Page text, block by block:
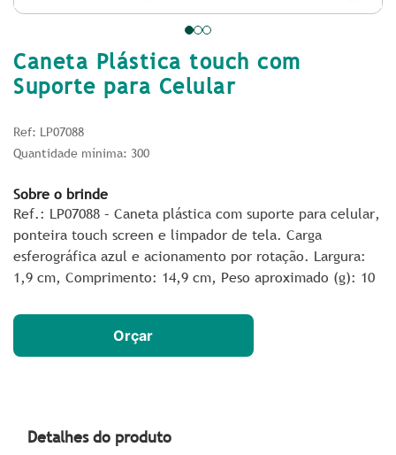
Caneta Plástica touch com
Suporte para Celular
Ref: LP07088
Quantidade mínima: 300
Sobre o brinde
Ref.: LP07088 – Caneta plástica com suporte para celular,
ponteira touch screen e limpador de tela. Carga
esferográfica azul e acionamento por rotação. Largura:
1,9 cm, Comprimento: 14,9 cm, Peso aproximado (g): 10
Orçar
Detalhes do produto